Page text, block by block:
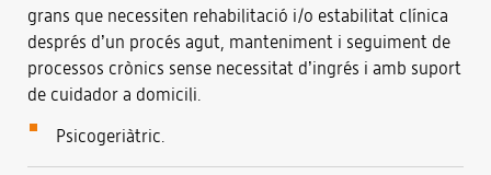
grans que necessiten rehabilitació i/o estabilitat clínica
després d’un procés agut, manteniment i seguiment de
processos crònics sense necessitat d’ingrés i amb suport
de cuidador a domicili.
Psicogeriàtric.